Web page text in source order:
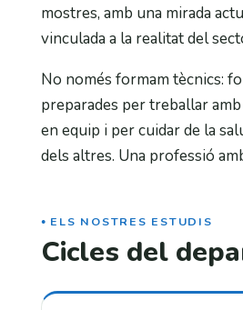
mostres, amb una mirada
vinculada a la realitat del
No només formam tècnics:
preparades per treballar
en equip i per cuidar de la
dels altres. Una professió
ELS NOSTRES ESTUDIS
Cicles del